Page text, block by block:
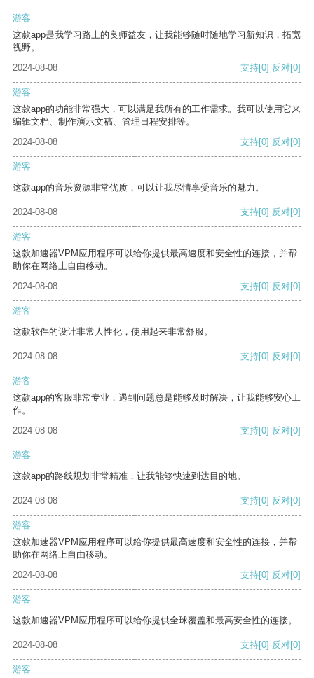
游客
这款app是我学习路上的良师益友，让我能够随时随地学习新知识，拓宽
视野。
2024-08-08
支持[0] 反对[0]
游客
这款app的功能非常强大，可以满足我所有的工作需求。我可以使用它来
编辑文档、制作演示文稿、管理日程安排等。
2024-08-08
支持[0] 反对[0]
游客
这款app的音乐资源非常优质，可以让我尽情享受音乐的魅力。
2024-08-08 支持[0] 反对[0]
游客
这款加速器VPM应用程序可以给你提供最高速度和安全性的连接，并帮
助你在网络上自由移动。
2024-08-08
支持[0] 反对[0]
游客
这款软件的设计非常人性化，使用起来非常舒服。
2024-08-08 支持[0] 反对[0]
游客
这款app的客服非常专业，遇到问题总是能够及时解决，让我能够安心工
作。
2024-08-08
支持[0] 反对[0]
游客
这款app的路线规划非常精准，让我能够快速到达目的地。
2024-08-08 支持[0] 反对[0]
游客
这款加速器VPM应用程序可以给你提供最高速度和安全性的连接，并帮
助你在网络上自由移动。
2024-08-08
支持[0] 反对[0]
游客
这款加速器VPM应用程序可以给你提供全球覆盖和最高安全性的连接。
2024-08-08 支持[0] 反对[0]
游客